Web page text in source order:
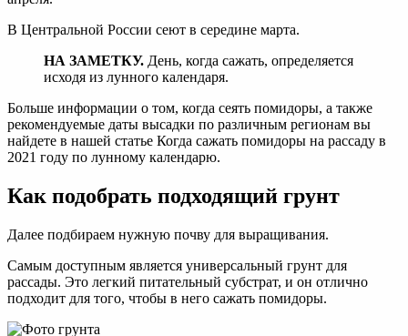
В Центральной России сеют в середине марта.
НА ЗАМЕТКУ. День, когда сажать, определяется
исходя из лунного календаря.
Больше информации о том, когда сеять помидоры, а также
рекомендуемые даты высадки по различным регионам вы
найдете в нашей статье Когда сажать помидоры на рассаду в
2021 году по лунному календарю.
Как подобрать подходящий грунт
Далее подбираем нужную почву для выращивания.
Самым доступным является универсальный грунт для
рассады. Это легкий питательный субстрат, и он отлично
подходит для того, чтобы в него сажать помидоры.